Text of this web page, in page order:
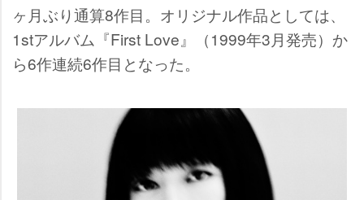
ヶ月ぶり通算8作目。オリジナル作品としては、
1stアルバム『First Love』（1999年3月発売）か
ら6作連続6作目となった。